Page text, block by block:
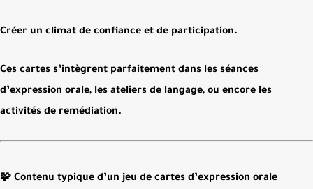
Créer un climat de confiance et de participation.
Ces cartes s’intègrent parfaitement dans les séances
d’expression orale, les ateliers de langage, ou encore les
activités de remédiation.
🧩 Contenu typique d’un jeu de cartes d’expression orale